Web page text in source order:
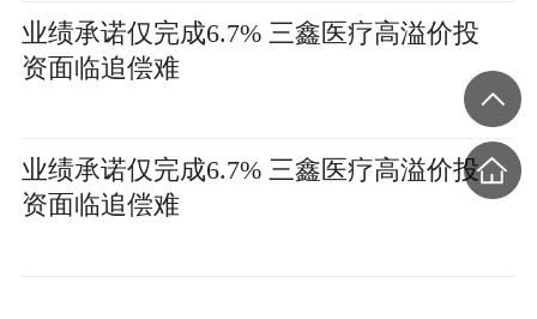
业绩承诺仅完成6.7% 三鑫医疗高溢价投
资面临追偿难
业绩承诺仅完成6.7% 三鑫医疗高溢价投
资面临追偿难